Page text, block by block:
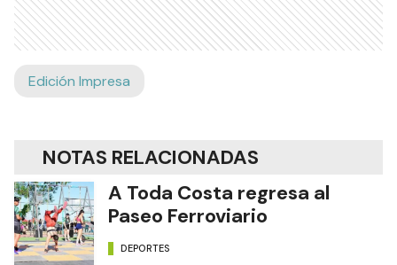
Edición Impresa
NOTAS RELACIONADAS
A Toda Costa regresa al
Paseo Ferroviario
DEPORTES